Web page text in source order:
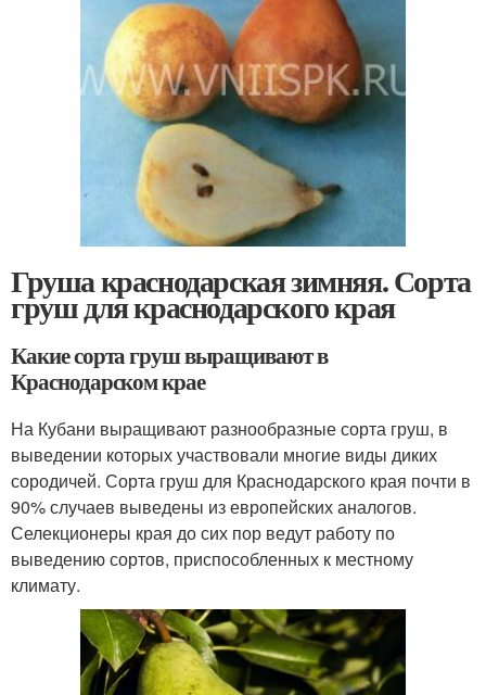
Груша краснодарская зимняя. Сорта
груш для краснодарского края
Какие сорта груш выращивают в
Краснодарском крае
На Кубани выращивают разнообразные сорта груш, в
выведении которых участвовали многие виды диких
сородичей. Сорта груш для Краснодарского края почти в
90% случаев выведены из европейских аналогов.
Селекционеры края до сих пор ведут работу по
выведению сортов, приспособленных к местному
климату.